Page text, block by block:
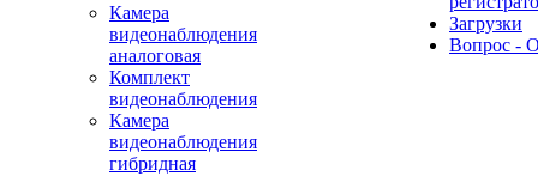
Камера
видеонаблюдения
аналоговая
Комплект
видеонаблюдения
Камера
видеонаблюдения
гибридная
Загрузки
Вопрос -